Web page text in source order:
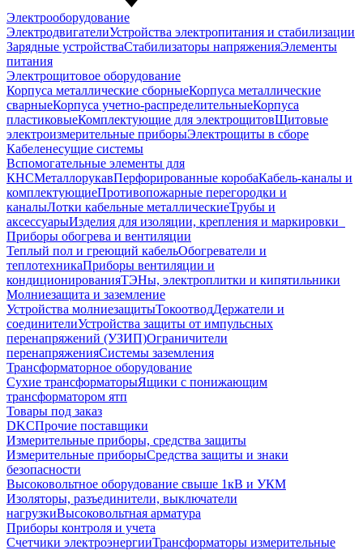
Электрооборудование
ЭлектродвигателиУстройства электропитания и стабилизации
Зарядные устройстваСтабилизаторы напряженияЭлементы
питания
Электрощитовое оборудование
Корпуса металлические сборныеКорпуса металлические
сварныеКорпуса учетно-распределительныеКорпуса
пластиковыеКомплектующие для электрощитовЩитовые
электроизмерительные приборыЭлектрощиты в сборе
Кабеленесущие системы
Вспомогательные элементы для
КНСМеталлорукавПерфорированные коробаКабель-каналы и
комплектующиеПротивопожарные перегородки и
каналыЛотки кабельные металлическиеТрубы и
аксессуарыИзделия для изоляции, крепления и маркировки
Приборы обогрева и вентиляции
Теплый пол и греющий кабельОбогреватели и
теплотехникаПриборы вентиляции и
кондиционированияТЭНы, электроплитки и кипятильники
Молниезащита и заземление
Устройства молниезащитыТокоотводДержатели и
соединителиУстройства защиты от импульсных
перенапряжений (УЗИП)Ограничители
перенапряженияСистемы заземления
Трансформаторное оборудование
Сухие трансформаторыЯщики с понижающим
трансформатором ятп
Товары под заказ
DKCПрочие поставщики
Измерительные приборы, средства защиты
Измерительные приборыСредства защиты и знаки
безопасности
Высоковольтное оборудование свыше 1кВ и УКМ
Изоляторы, разъединители, выключатели
нагрузкиВысоковольтная арматура
Приборы контроля и учета
Счетчики электроэнергииТрансформаторы измерительные